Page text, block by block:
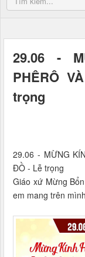
29.06 -
PHÊRÔ
trọng
29.06 - MỪNG
ĐỒ - Lễ trọng
Giáo xứ Mừng
em mang trên